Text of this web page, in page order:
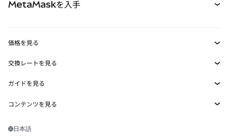
RWA
MetaMask Connect
Snaps
Web3サービス
MetaMaskを入手
セキュリティ
サポート
キャリア
価格を見る
イーサリアムの価格
Solanaの価格
Tetherの価格
交換レートを見る
ETH→USD
USDT→INR
BTC→INR
ガイドを見る
ETHの購入
コンテンツを見る
Solanaウォレット
日本語